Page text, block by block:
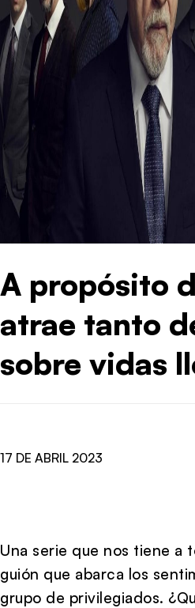
A propósito
atrae tanto
sobre vidas
17 DE ABRIL 2023
Una serie que nos tiene a
guión que abarca los
grupo de privilegiados.